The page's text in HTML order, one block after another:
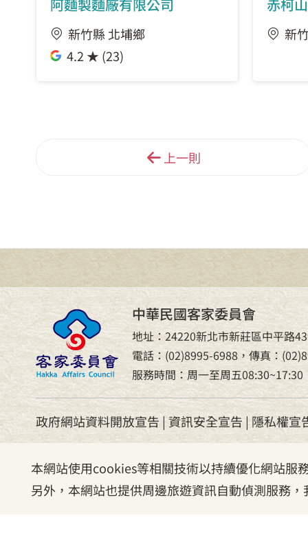
本網站使用cookies等相關技術以持續優化網站服
另外，本網站也提供周邊旅遊資訊自動偵測服務
阿麵製麵廠有限公司
新竹縣 北埔鄉
4.2 ★ (23)
赤柯
新
上一則
中華民國客家委員會
地址：24220新北市新莊區中平路
電話：(02)8995-6988，傳真：
服務時間：周一至周五08:30~17:30
政府網站資料開放宣告|資訊安全宣告| 隱私權宣